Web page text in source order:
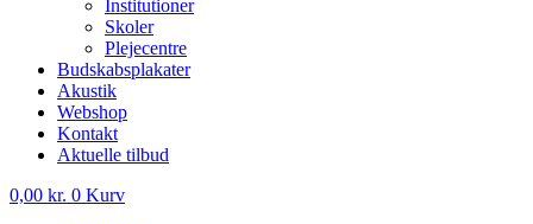
Institutioner
Skoler
Plejecentre
Budskabsplakater
Akustik
Webshop
Kontakt
Aktuelle tilbud
0,00 kr. 0 Kurv